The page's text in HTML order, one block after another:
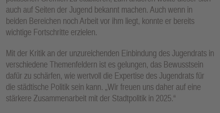
auch auf Seiten der Jugend bekannt machen. Auch wenn in
beiden Bereichen noch Arbeit vor ihm liegt, konnte er bereits
wichtige Fortschritte erzielen.
Mit der Kritik an der unzureichenden Einbindung des Jugendrats in
verschiedene Themenfeldern ist es gelungen, das Bewusstsein
dafür zu schärfen, wie wertvoll die Expertise des Jugendrats für
die städtische Politik sein kann. „Wir freuen uns daher auf eine
stärkere Zusammenarbeit mit der Stadtpolitik in 2025.“
TI
O
N
E
N